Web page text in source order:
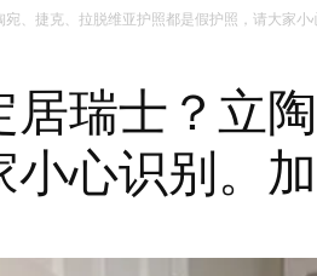
、捷克、拉脱维亚护照都是假护照，请大家
居瑞士？立
心识别。